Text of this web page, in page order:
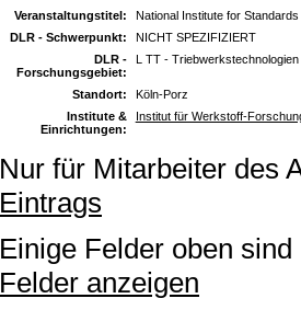
Veranstaltungstitel:
National Institute for
DLR - Schwerpunkt:
NICHT SPEZIFIZIERT
DLR -
Forschungsgebiet:
L TT - Triebwerkstechnologien
Standort:
Köln-Porz
Institute &
Einrichtungen:
Institut für Werkstoff-
Nur für Mitarbeiter des
Eintrags
Einige Felder oben
Felder anzeigen